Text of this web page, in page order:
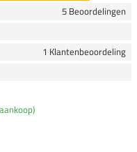
5 Beoordelingen
1 Klantenbeoordeling